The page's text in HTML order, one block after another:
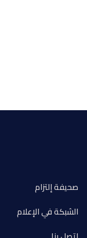
صحيفة إلتزام
الشبكة في الإعلام